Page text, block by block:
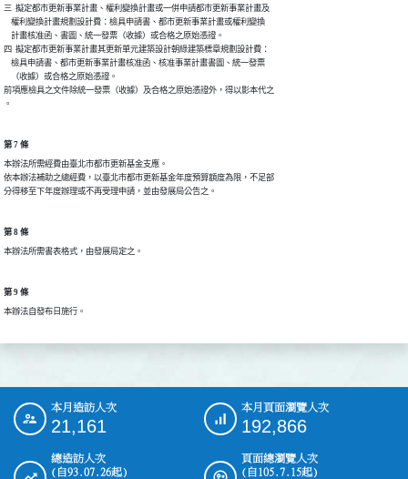
三  擬定都市更新事業計畫、權利變換計畫或一併申請都市更新事業計畫及
    權利變換計畫規劃設計費：檢具申請書、都市更新事業計畫或權利變換
    計畫核准函、書圖、統一發票（收據）或合格之原始憑證。
四  擬定都市更新事業計畫其更新單元建築設計朝綠建築標章規劃設計費：
    檢具申請書、都市更新事業計畫核准函、核准事業計畫書圖、統一發票
    （收據）或合格之原始憑證。
前項應檢具之文件除統一發票（收據）及合格之原始憑證外，得以影本代之
。
第 7 條
本辦法所需經費由臺北市都市更新基金支應。
依本辦法補助之總經費，以臺北市都市更新基金年度預算額度為限，不足部
分得移至下年度辦理或不再受理申請，並由發展局公告之。
第 8 條
本辦法所需書表格式，由發展局定之。
第 9 條
本辦法自發布日施行。
::: 本月造訪人次
21,161
本月頁面瀏覽人次
192,866
總造訪人次
(自93.07.26起)
頁面總瀏覽人次
(自105.7.15起)